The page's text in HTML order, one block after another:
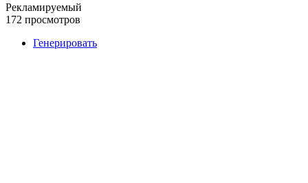
Рекламируемый
172 просмотров
Генерировать